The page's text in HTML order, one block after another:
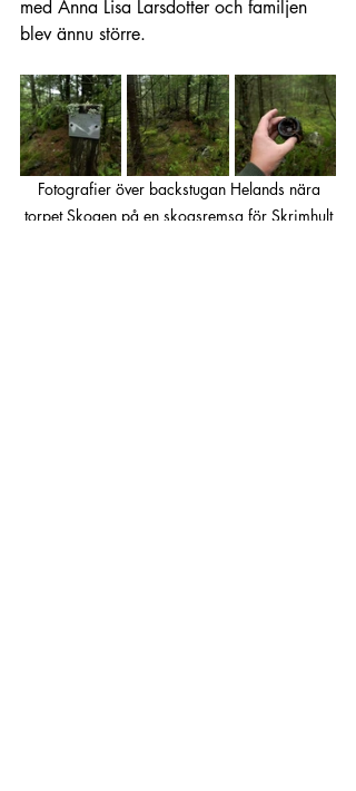
med Anna Lisa Larsdotter och familjen
blev ännu större.
Fotografier över backstugan Helands nära
torpet Skogen på en skogsremsa för Skrimhult